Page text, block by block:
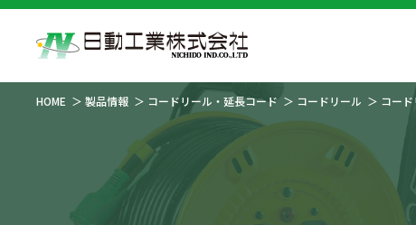
HOME 製品情報 コードリール・延長コード コードリール コー